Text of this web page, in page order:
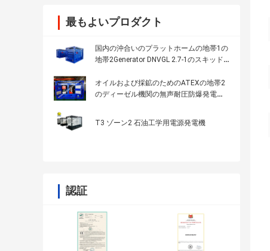
最もよいプロダクト
国内の沖合いのプラットホームの地帯1の
地帯2Generator DNVGL 2.7-1のスキッド
オイルおよび採鉱のためのATEXの地帯2
のディーゼル機関の無声耐圧防爆発電機
T3 ゾーン2 石油工学用電源発電機
認証